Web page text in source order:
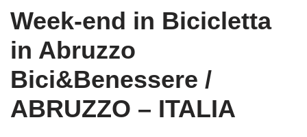
Week-end in Bicicletta
in Abruzzo
Bici&Benessere /
ABRUZZO – ITALIA